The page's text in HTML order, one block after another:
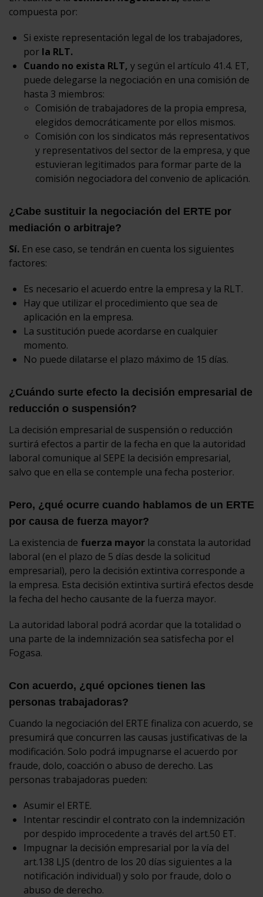
compuesta por:
Si existe representación legal de los trabajadores,
por la RLT.
Cuando no exista RLT, y según el artículo 41.4. ET,
puede delegarse la negociación en una comisión de
hasta 3 miembros:
Comisión de trabajadores de la propia empresa,
elegidos democráticamente por ellos mismos.
Comisión con los sindicatos más representativos
y representativos del sector de la empresa, y que
estuvieran legitimados para formar parte de la
comisión negociadora del convenio de aplicación.
¿Cabe sustituir la negociación del ERTE por
mediación o arbitraje?
Sí. En ese caso, se tendrán en cuenta los siguientes
factores:
Es necesario el acuerdo entre la empresa y la RLT.
Hay que utilizar el procedimiento que sea de
aplicación en la empresa.
La sustitución puede acordarse en cualquier
momento.
No puede dilatarse el plazo máximo de 15 días.
¿Cuándo surte efecto la decisión empresarial de
reducción o suspensión?
La decisión empresarial de suspensión o reducción
surtirá efectos a partir de la fecha en que la autoridad
laboral comunique al SEPE la decisión empresarial,
salvo que en ella se contemple una fecha posterior.
Pero, ¿qué ocurre cuando hablamos de un ERTE
por causa de fuerza mayor?
La existencia de fuerza mayor la constata la autoridad
laboral (en el plazo de 5 días desde la solicitud
empresarial), pero la decisión extintiva corresponde a
la empresa. Esta decisión extintiva surtirá efectos desde
la fecha del hecho causante de la fuerza mayor.
La autoridad laboral podrá acordar que la totalidad o
una parte de la indemnización sea satisfecha por el
Fogasa.
Con acuerdo, ¿qué opciones tienen las
personas trabajadoras?
Cuando la negociación del ERTE finaliza con acuerdo, se
presumirá que concurren las causas justificativas de la
modificación. Solo podrá impugnarse el acuerdo por
fraude, dolo, coacción o abuso de derecho. Las
personas trabajadoras pueden:
Asumir el ERTE.
Intentar rescindir el contrato con la indemnización
por despido improcedente a través del art.50 ET.
Impugnar la decisión empresarial por la vía del
art.138 LJS (dentro de los 20 días siguientes a la
notificación individual) y solo por fraude, dolo o
abuso de derecho.